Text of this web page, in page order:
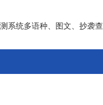
系统多语种、图文、抄袭